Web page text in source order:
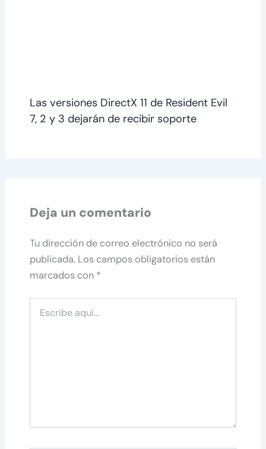
Las versiones DirectX 11 de Resident Evil
7, 2 y 3 dejarán de recibir soporte
Deja un comentario
Tu dirección de correo electrónico no será
publicada. Los campos obligatorios están
marcados con *
aquí...